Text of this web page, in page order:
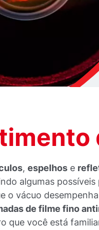
,espelhos e
algumas
o vácuo
de filme fino
que você está